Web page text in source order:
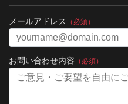
メールアドレス （必須）
お問い合わせ内容 （必須）